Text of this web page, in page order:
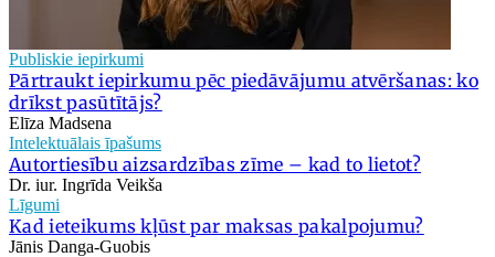
Publiskie iepirkumi
Pārtraukt iepirkumu pēc piedāvājumu atvēršanas: ko
drīkst pasūtītājs?
Elīza Madsena
Intelektuālais īpašums
Autortiesību aizsardzības zīme – kad to lietot?
Dr. iur. Ingrīda Veikša
Līgumi
Kad ieteikums kļūst par maksas pakalpojumu?
Jānis Danga-Guobis